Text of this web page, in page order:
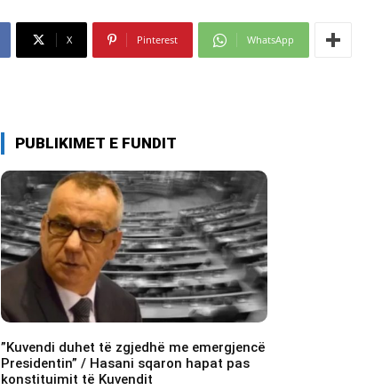
X Pinterest WhatsApp
PUBLIKIMET E FUNDIT
​”Kuvendi duhet të zgjedhë me emergjencë
Presidentin” / Hasani sqaron hapat pas
konstituimit të Kuvendit